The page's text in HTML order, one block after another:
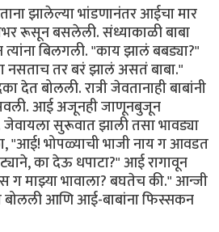
झालेल्या भांडणानंतर आईचा मार
रूसून बसलेली. संध्याकाळी बाबा
बिलगली. "काय झालं बबड्या?"
नसताच तर बरं झालं असतं बाबा."
देत बोलली. रात्री जेवतानाही बाबांनी
आई अजूनही जाणूनबुजून
जेवायला सुरूवात झाली तसा भावड्या
"आई! भोपळ्याची भाजी नाय ग आवडत
का देऊ धपाटा?" आई रागावून
ग माझ्या भावाला? बघतेच की." आन्जी
आणि आई-बाबांना फिस्सकन